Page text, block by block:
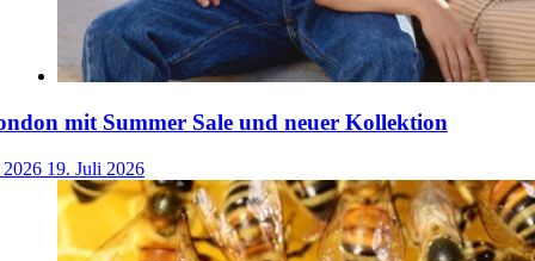
mit Summer Sale und neuer Kollektion
19. Juli 2026